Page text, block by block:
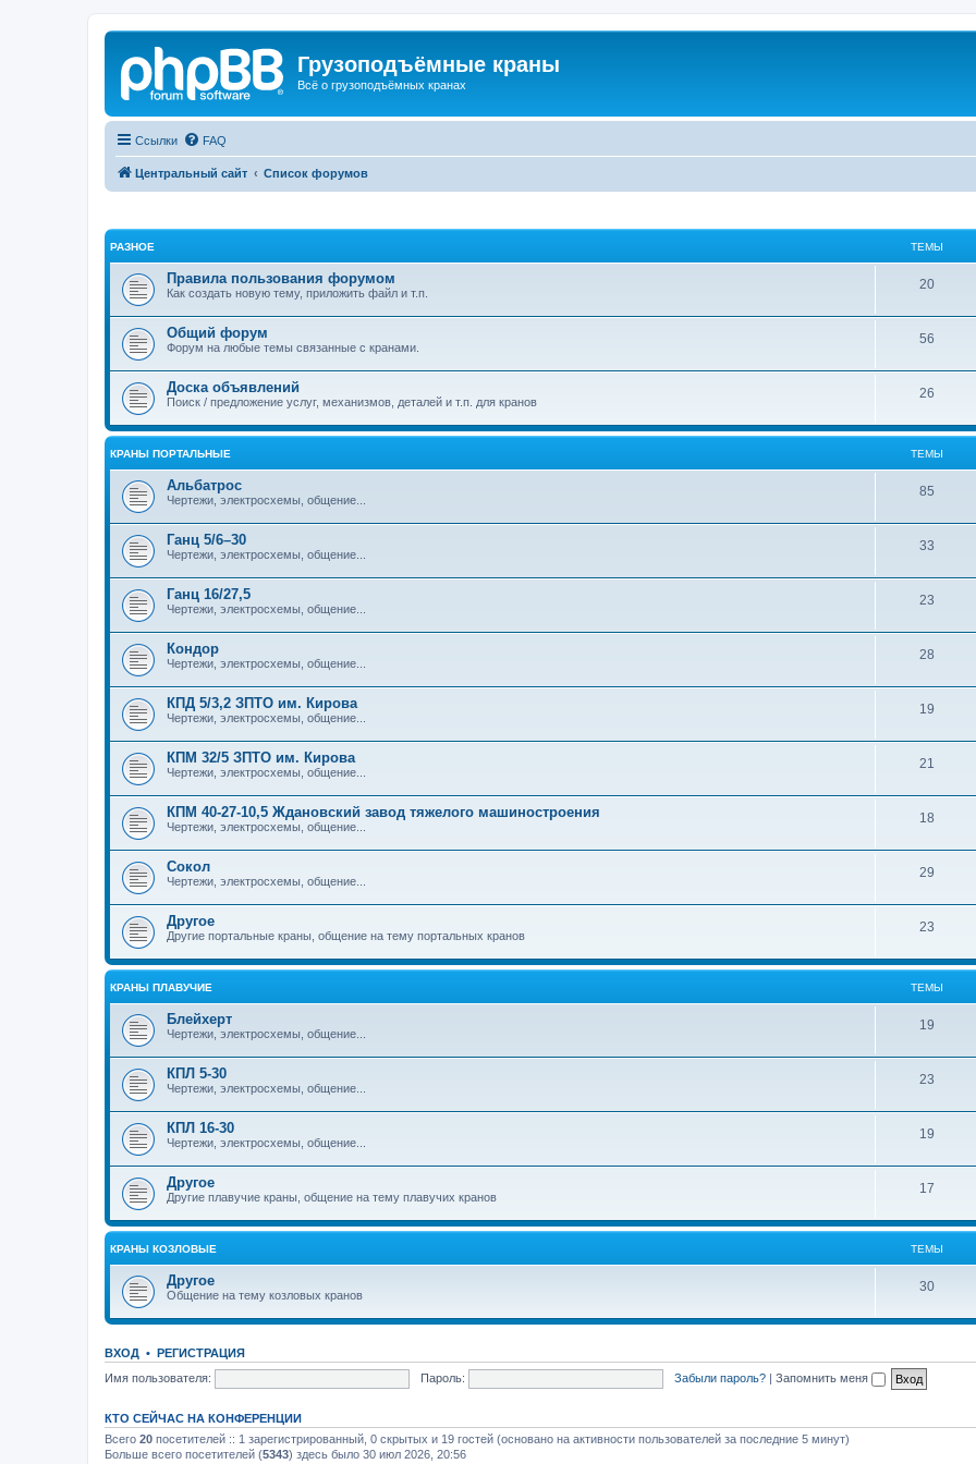
Грузоподъёмные краны
Всё о грузоподъёмных кранах
Ссылки FAQ
Центральный сайт Список форумов
РАЗНОЕ ТЕМЫ
Правила пользования форумом
Как создать новую тему, приложить файл и т.п.
20
Общий форум
Форум на любые темы связанные с кранами.
56
Доска объявлений
Поиск / предложение услуг, механизмов, деталей и т.п. для кранов
26
КРАНЫ ПОРТАЛЬНЫЕ ТЕМЫ
Альбатрос
Чертежи, электросхемы, общение...
85
Ганц 5/6–30
Чертежи, электросхемы, общение...
33
Ганц 16/27,5
Чертежи, электросхемы, общение...
23
Кондор
Чертежи, электросхемы, общение...
28
КПД 5/3,2 ЗПТО им. Кирова
Чертежи, электросхемы, общение...
19
КПМ 32/5 ЗПТО им. Кирова
Чертежи, электросхемы, общение...
21
КПМ 40-27-10,5 Ждановский завод тяжелого машиностроения
Чертежи, электросхемы, общение...
18
Сокол
Чертежи, электросхемы, общение...
29
Другое
Другие портальные краны, общение на тему портальных кранов
23
КРАНЫ ПЛАВУЧИЕ ТЕМЫ
Блейхерт
Чертежи, электросхемы, общение...
19
КПЛ 5-30
Чертежи, электросхемы, общение...
23
КПЛ 16-30
Чертежи, электросхемы, общение...
19
Другое
Другие плавучие краны, общение на тему плавучих кранов
17
КРАНЫ КОЗЛОВЫЕ ТЕМЫ
Другое
Общение на тему козловых кранов
30
ВХОД • РЕГИСТРАЦИЯ
Имя пользователя:
Пароль: Забыли пароль? | Запомнить меня
КТО СЕЙЧАС НА КОНФЕРЕНЦИИ
Всего 20 посетителей :: 1 зарегистрированный, 0 скрытых и 19 гостей (основано на активности пользователей за последние 5 минут)
Больше всего посетителей (5343) здесь было 30 июл 2026, 20:56